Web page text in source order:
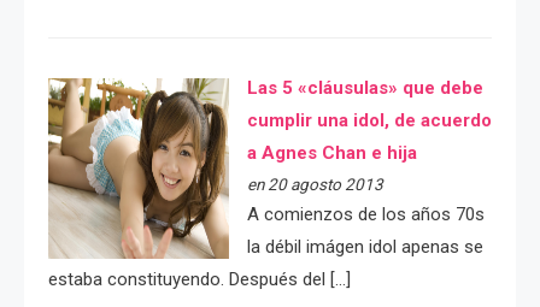
Las 5 «cláusulas» que debe
cumplir una idol, de acuerdo
a Agnes Chan e hija
en 20 agosto 2013
A comienzos de los años 70s
la débil imágen idol apenas se
estaba constituyendo. Después del […]